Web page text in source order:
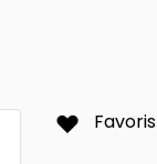
Favoris